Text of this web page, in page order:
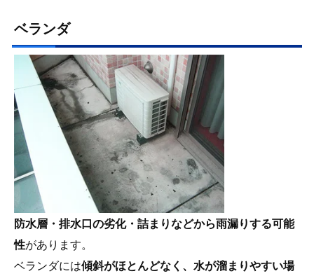
ベランダ
防水層・排水口の劣化・詰まりなどから雨漏りする可能
性があります。
ベランダには傾斜がほとんどなく、水が溜まりやすい場